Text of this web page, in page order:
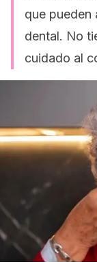
que pueden
dental. No
cuidado al